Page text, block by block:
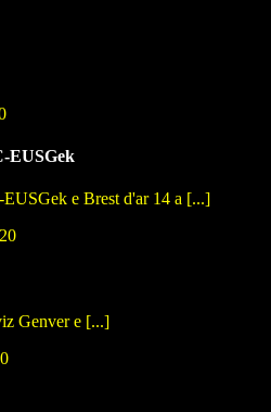
EUSGek
-EUSGek e Brest d'ar 14 a [...]
Genver e [...]